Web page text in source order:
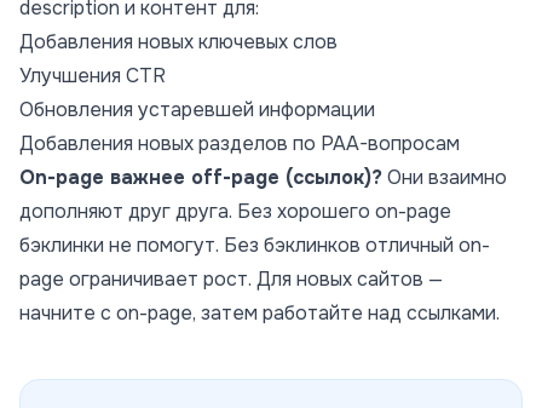
description и контент для:
Добавления новых ключевых слов
Улучшения CTR
Обновления устаревшей информации
Добавления новых разделов по PAA-вопросам
On-page важнее off-page (ссылок)?Они взаимно
дополняют друг друга. Без хорошего on-page
бэклинки не помогут. Без бэклинков отличный on-
page ограничивает рост. Для новых сайтов —
начните с on-page, затем работайте над ссылками.